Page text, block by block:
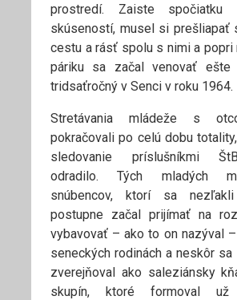
prostredí. Zaiste spočiatku
skúseností, musel si prešliapať
cestu a rásť spolu s nimi a popri
páriku sa začal venovať
tridsaťročný v Senci v roku 1964.
Stretávania mládeže s
pokračovali po celú dobu
sledovanie príslušníkmi
odradilo. Tých mladých
snúbencov, ktorí sa
postupne začal prijímať na
vybavovať – ako to on nazýval
seneckých rodinách a neskôr
zverejňoval ako saleziánsky
skupín, ktoré formoval